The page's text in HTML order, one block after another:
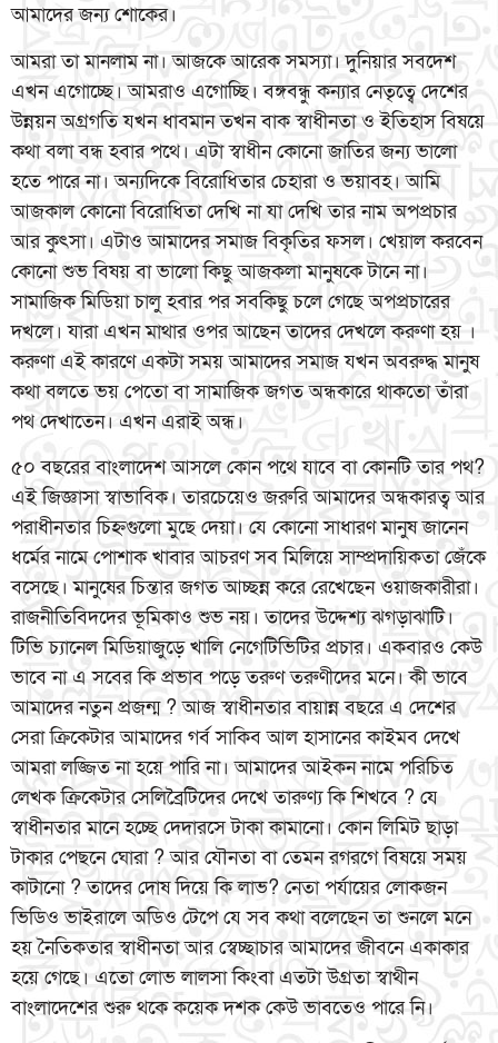
আমাদের জন্য শোকের।
আমরা তা মানলাম না। আজকে আরেক সমস্যা। দুনিয়ার সবদেশ
এখন এগোচ্ছে। আমরাও এগোচ্ছি। বঙ্গবন্ধু কন্যার নেতৃত্বে দেশের
উন্নয়ন অগ্রগতি যখন ধাবমান তখন বাক স্বাধীনতা ও ইতিহাস বিষয়ে
কথা বলা বন্ধ হবার পথে। এটা স্বাধীন কোনো জাতির জন্য ভালো
হতে পারে না। অন্যদিকে বিরোধিতার চেহারা ও ভয়াবহ। আমি
আজকাল কোনো বিরোধিতা দেখি না যা দেখি তার নাম অপপ্রচার
আর কুৎসা। এটাও আমাদের সমাজ বিকৃতির ফসল। খেয়াল করবেন
কোনো শুভ বিষয় বা ভালো কিছু আজকলা মানুষকে টানে না।
সামাজিক মিডিয়া চালু হবার পর সবকিছু চলে গেছে অপপ্রচারের
দখলে। যারা এখন মাথার ওপর আছেন তাদের দেখলে করুণা হয় ।
করুণা এই কারণে একটা সময় আমাদের সমাজ যখন অবরুদ্ধ মানুষ
কথা বলতে ভয় পেতো বা সামাজিক জগত অন্ধকারে থাকতো তাঁরা
পথ দেখাতেন। এখন এরাই অন্ধ।
৫০ বছরের বাংলাদেশ আসলে কোন পথে যাবে বা কোনটি তার পথ?
এই জিজ্ঞাসা স্বাভাবিক। তারচেয়েও জরুরি আমাদের অন্ধকারত্ব আর
পরাধীনতার চিহ্নগুলো মুছে দেয়া। যে কোনো সাধারণ মানুষ জানেন
ধর্মের নামে পোশাক খাবার আচরণ সব মিলিয়ে সাম্প্রদায়িকতা জেঁকে
বসেছে। মানুষের চিন্তার জগত আচ্ছন্ন করে রেখেছেন ওয়াজকারীরা।
রাজনীতিবিদদের ভূমিকাও শুভ নয়। তাদের উদ্দেশ্য ঝগড়াঝাটি।
টিভি চ্যানেল মিডিয়াজুড়ে খালি নেগেটিভিটির প্রচার। একবারও কেউ
ভাবে না এ সবের কি প্রভাব পড়ে তরুণ তরুণীদের মনে। কী ভাবে
আমাদের নতুন প্রজন্ম ? আজ স্বাধীনতার বায়ান্ন বছরে এ দেশের
সেরা ক্রিকেটার আমাদের গর্ব সাকিব আল হাসানের কাইমব দেখে
আমরা লজ্জিত না হয়ে পারি না। আমাদের আইকন নামে পরিচিত
লেখক ক্রিকেটার সেলিব্রৈটিদের দেখে তারুণ্য কি শিখবে ? যে
স্বাধীনতার মানে হচ্ছে দেদারসে টাকা কামানো। কোন লিমিট ছাড়া
টাকার পেছনে ঘোরা ? আর যৌনতা বা তেমন রগরগে বিষয়ে সময়
কাটানো ? তাদের দোষ দিয়ে কি লাভ? নেতা পর্যায়ের লোকজন
ভিডিও ভাইরালে অডিও টেপে যে সব কথা বলেছেন তা শুনলে মনে
হয় নৈতিকতার স্বাধীনতা আর স্বেচ্ছাচার আমাদের জীবনে একাকার
হয়ে গেছে। এতো লোভ লালসা কিংবা এতটা উগ্রতা স্বাথীন
বাংলাদেশের শুরু থকে কয়েক দশক কেউ ভাবতেও পারে নি।